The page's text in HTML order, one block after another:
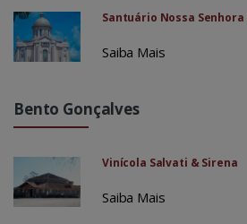
Santuário Nossa
Saiba Mais
Bento Gonçalves
Vinícola Salvati & Sirena
Saiba Mais